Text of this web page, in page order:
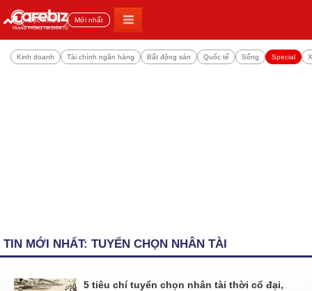
Đọc nhiều Mới nhất
Kinh doanh Tài chính ngân hàng Bất động sản Quốc tế Sống Special
TIN MỚI NHẤT: TUYỂN CHỌN NHÂN TÀI
5 tiêu chí tuyển chọn nhân tài thời cổ đại,